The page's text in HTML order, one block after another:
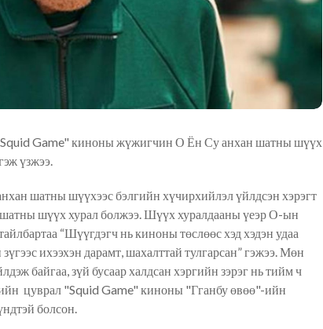
"Squid Game" киноны жүжигчин О Ён Су анхан шатны шүүх
үзжээ.
шатны шүүхээс бэлгийн хүчирхийлэл үйлдсэн хэрэгт
шүүх хурал болжээ. Шүүх хуралдааны үеэр О-ын
“Шүүгдэгч нь киноны төслөөс хэд хэдэн удаа
зүгээс ихээхэн дарамт, шахалттай тулгарсан” гэжээ. Мөн
байгаа, зүй бусаар халдсан хэргийн зэрэг нь тийм ч
цуврал "Squid Game" киноны "Гганбу өвөө"-ийн
болсон.